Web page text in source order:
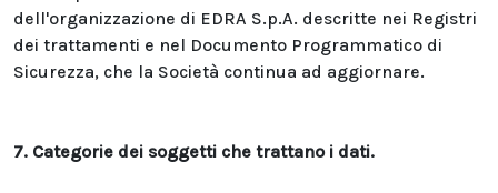
dell'organizzazione di EDRA S.p.A. descritte nei Registri
dei trattamenti e nel Documento Programmatico di
Sicurezza, che la Società continua ad aggiornare.
7. Categorie dei soggetti che trattano i dati.